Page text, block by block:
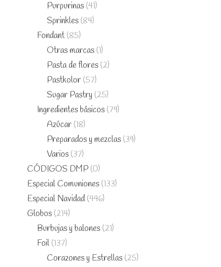
Purpurinas (41)
Sprinkles (84)
Fondant (85)
Otras marcas (1)
Pasta de flores (2)
Pastkolor (57)
Sugar Pastry (25)
Ingredientes básicos (79)
Azúcar (18)
Preparados y mezclas (39)
Varios (37)
CÓDIGOS DMP (0)
Especial Comuniones (133)
Especial Navidad (446)
Globos (214)
Burbujas y balones (21)
Foil (137)
Corazones y Estrellas (25)